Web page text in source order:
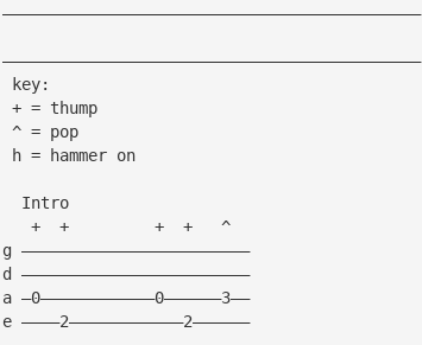
————————————————————————————————————————————
————————————————————————————————————————————
key:
+ = thump
^ = pop
h = hammer on
  Intro
   +  +         +  +   ^
g ————————————————————————
d ————————————————————————
a —0————————————0——————3——
e ————2————————————2——————